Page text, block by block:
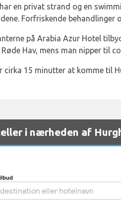
en privat strand og en
Forfriskende behandlinger
på Arabia Azur Hotel
Hav, mens man nipper til
cirka 15 minutter at komme til
i nærheden af